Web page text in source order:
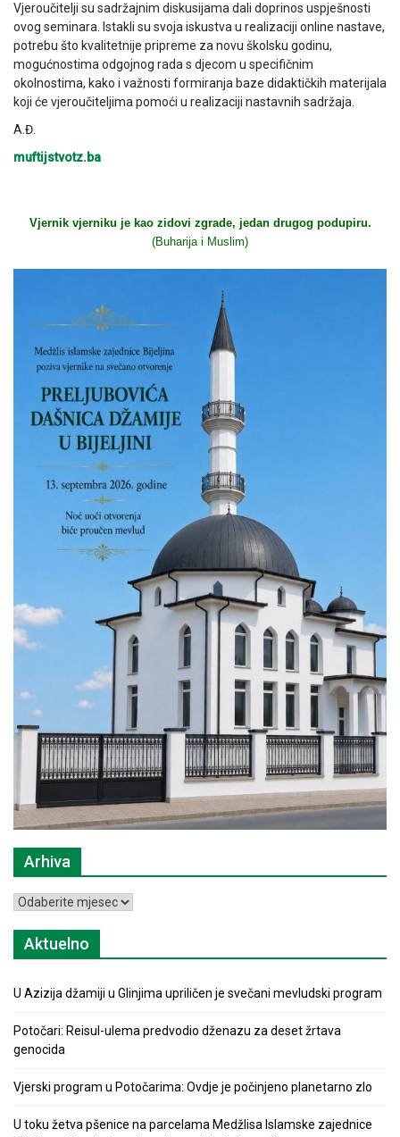
Vjeroučitelji su sadržajnim diskusijama dali doprinos uspješnosti
ovog seminara. Istakli su svoja iskustva u realizaciji online nastave,
potrebu što kvalitetnije pripreme za novu školsku godinu,
mogućnostima odgojnog rada s djecom u specifičnim
okolnostima, kako i važnosti formiranja baze didaktičkih materijala
koji će vjeroučiteljima pomoći u realizaciji nastavnih sadržaja.
A.Đ.
muftijstvotz.ba
Vjernik vjerniku je kao zidovi zgrade, jedan drugog podupiru.
(Buharija i Muslim)
Arhiva
Arhiva
Aktuelno
U Azizija džamiji u Glinjima upriličen je svečani mevludski program
Potočari: Reisul-ulema predvodio dženazu za deset žrtava
genocida
Vjerski program u Potočarima: Ovdje je počinjeno planetarno zlo
U toku žetva pšenice na parcelama Medžlisa Islamske zajednice